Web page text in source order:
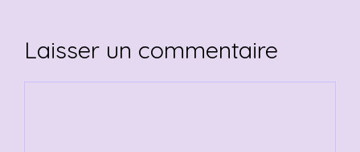
Laisser un commentaire